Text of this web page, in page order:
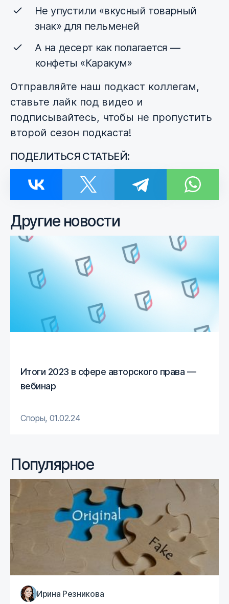
Не упустили «вкусный товарный
знак» для пельменей
А на десерт как полагается —
конфеты «Каракум»
Отправляйте наш подкаст коллегам,
ставьте лайк под видео и
подписывайтесь, чтобы не пропустить
второй сезон подкаста!
ПОДЕЛИТЬСЯ СТАТЬЕЙ:
Другие новости
Итоги 2023 в сфере авторского права —
вебинар
Споры, 01.02.24
Популярное
Ирина Резникова